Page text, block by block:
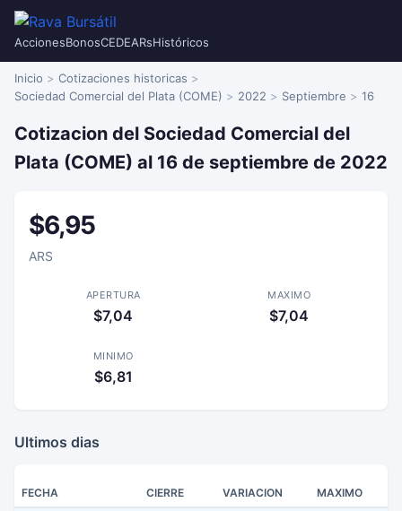
AccionesBonosCEDEARsHistóricos
Inicio
Cotizaciones historicas
Sociedad Comercial del Plata (COME)
2022 Septiembre 16
Cotizacion del Sociedad Comercial del
Plata (COME) al 16 de septiembre de 2022
$6,95
ARS
APERTURA
$7,04
MAXIMO
$7,04
MINIMO
$6,81
Ultimos dias
FECHA CIERRE VARIACION MAXIMO